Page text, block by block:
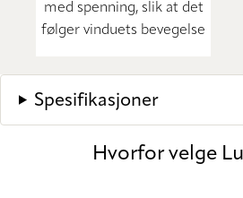
med spenning, slik at det
følger vinduets bevegelse
Spesifikasjoner
Hvorfor velge